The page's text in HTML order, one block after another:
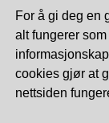
For å gi deg en
alt fungerer
cookies gjør at
nettsiden
Org. nr:
Tlf: 959 32
09.00 -